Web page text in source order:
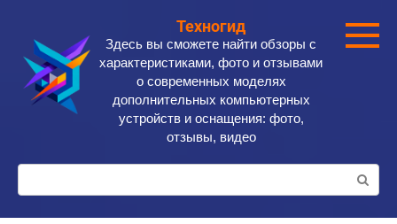
контенту
Техногид
Здесь вы сможете найти обзоры с
характеристиками, фото и отзывами
о современных моделях
дополнительных компьютерных
устройств и оснащения: фото,
отзывы, видео
Поиск: